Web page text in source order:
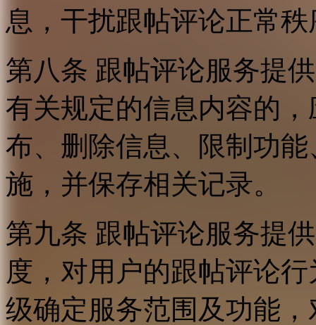
息，干扰跟帖评论正常
第八条 跟帖评论服务提
有关规定的信息内容的
布、删除信息、限制功
施，并保存相关记录。
第九条 跟帖评论服务提
度，对用户的跟帖评论
级确定服务范围及功能